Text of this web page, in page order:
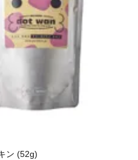
ン (52g)